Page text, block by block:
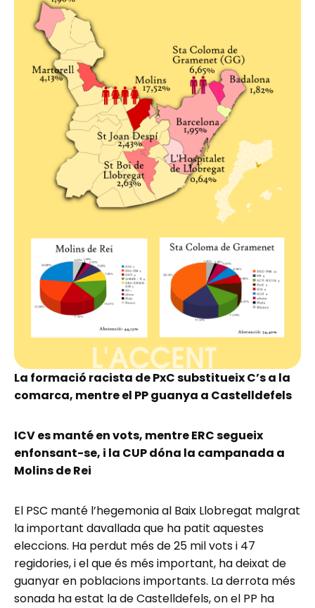
La formació racista de PxC substitueix C’s a la
comarca, mentre el PP guanya a Castelldefels
ICV es manté en vots, mentre ERC segueix
enfonsant-se, i la CUP dóna la campanada a
Molins de Rei
El PSC manté l’hegemonia al Baix Llobregat malgrat
la important davallada que ha patit aquestes
eleccions. Ha perdut més de 25 mil vots i 47
regidories, i el que és més important, ha deixat de
guanyar en poblacions importants. La derrota més
sonada ha estat la de Castelldefels, on el PP ha